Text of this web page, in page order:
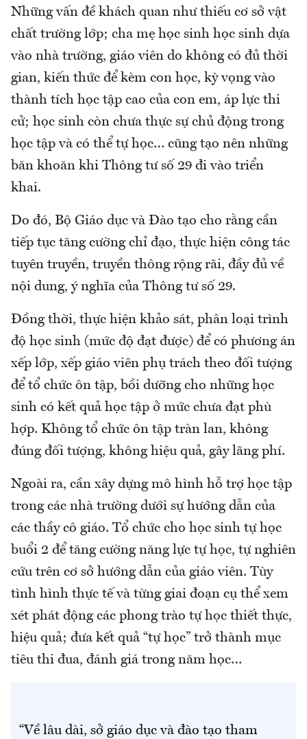
Những vấn đề khách quan như thiếu cơ sở vật
chất trường lớp; cha mẹ học sinh học sinh dựa
vào nhà trường, giáo viên do không có đủ thời
gian, kiến thức để kèm con học, kỳ vọng vào
thành tích học tập cao của con em, áp lực thi
cử; học sinh còn chưa thực sự chủ động trong
học tập và có thể tự học… cũng tạo nên những
băn khoăn khi Thông tư số 29 đi vào triển
khai.
Do đó, Bộ Giáo dục và Đào tạo cho rằng cần
tiếp tục tăng cường chỉ đạo, thực hiện công tác
tuyên truyền, truyền thông rộng rãi, đầy đủ về
nội dung, ý nghĩa của Thông tư số 29.
Đồng thời, thực hiện khảo sát, phân loại trình
độ học sinh (mức độ đạt được) để có phương án
xếp lớp, xếp giáo viên phụ trách theo đối tượng
để tổ chức ôn tập, bồi dưỡng cho những học
sinh có kết quả học tập ở mức chưa đạt phù
hợp. Không tổ chức ôn tập tràn lan, không
đúng đối tượng, không hiệu quả, gây lãng phí.
Ngoài ra, cần xây dựng mô hình hỗ trợ học tập
trong các nhà trường dưới sự hướng dẫn của
các thầy cô giáo. Tổ chức cho học sinh tự học
buổi 2 để tăng cường năng lực tự học, tự nghiên
cứu trên cơ sở hướng dẫn của giáo viên. Tùy
tình hình thực tế và từng giai đoạn cụ thể xem
xét phát động các phong trào tự học thiết thực,
hiệu quả; đưa kết quả “tự học” trở thành mục
tiêu thi đua, đánh giá trong năm học…
“Về lâu dài, sở giáo dục và đào tạo tham